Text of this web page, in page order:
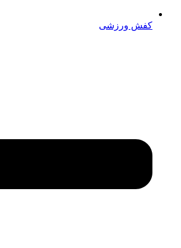
کفش ورزشی